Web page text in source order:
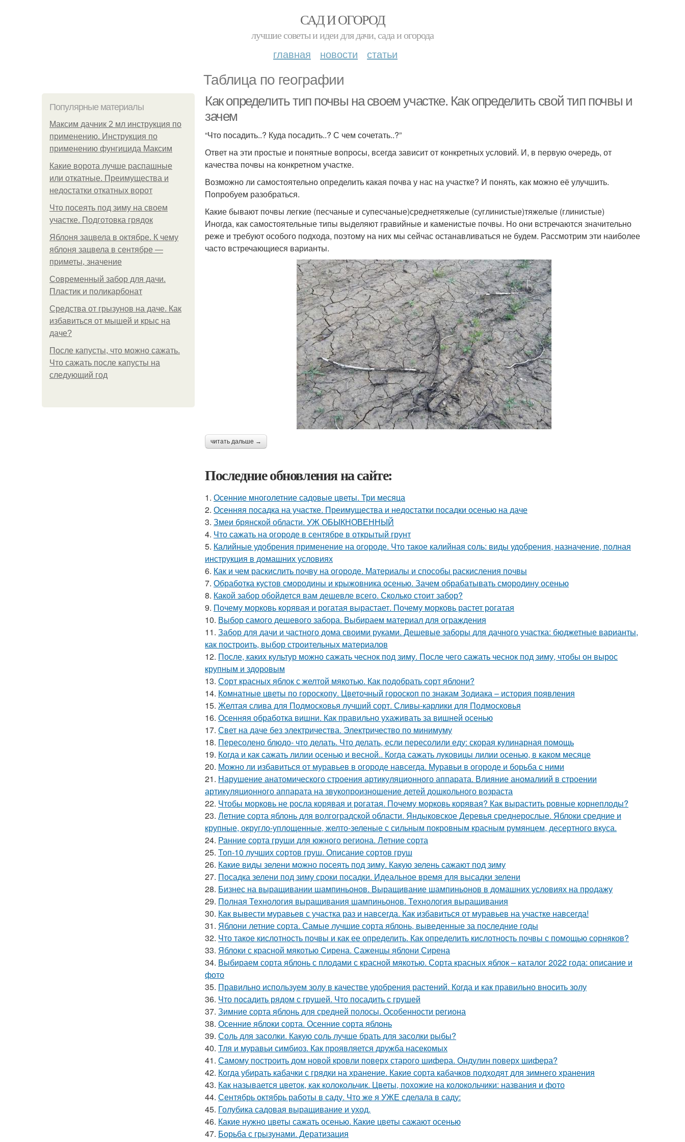
САД И ОГОРОД
лучшие советы и идеи для дачи, сада и огорода
главная новости статьи
Таблица по географии
Популярные материалы
Максим дачник 2 мл инструкция по
применению. Инструкция по
применению фунгицида Максим
Какие ворота лучше распашные
или откатные. Преимущества и
недостатки откатных ворот
Что посеять под зиму на своем
участке. Подготовка грядок
Яблоня зацвела в октябре. К чему
яблоня зацвела в сентябре —
приметы, значение
Современный забор для дачи.
Пластик и поликарбонат
Средства от грызунов на даче. Как
избавиться от мышей и крыс на
даче?
После капусты, что можно сажать.
Что сажать после капусты на
следующий год
Как определить тип почвы на своем участке. Как определить свой тип почвы и
зачем
“Что посадить..? Куда посадить..? С чем сочетать..?”
Ответ на эти простые и понятные вопросы, всегда зависит от конкретных условий. И, в первую очередь, от
качества почвы на конкретном участке.
Возможно ли самостоятельно определить какая почва у нас на участке? И понять, как можно её улучшить.
Попробуем разобраться.
Какие бывают почвы легкие (песчаные и супесчаные)среднетяжелые (суглинистые)тяжелые (глинистые)
Иногда, как самостоятельные типы выделяют гравийные и каменистые почвы. Но они встречаются значительно
реже и требуют особого подхода, поэтому на них мы сейчас останавливаться не будем. Рассмотрим эти наиболее
часто встречающиеся варианты.
читать дальше →
Последние обновления на сайте:
1. Осенние многолетние садовые цветы. Три месяца
2. Осенняя посадка на участке. Преимущества и недостатки посадки осенью на даче
3. Змеи брянской области. УЖ ОБЫКНОВЕННЫЙ
4. Что сажать на огороде в сентябре в открытый грунт
5. Калийные удобрения применение на огороде. Что такое калийная соль: виды удобрения, назначение, полная
инструкция в домашних условиях
6. Как и чем раскислить почву на огороде. Материалы и способы раскисления почвы
7. Обработка кустов смородины и крыжовника осенью. Зачем обрабатывать смородину осенью
8. Какой забор обойдется вам дешевле всего. Сколько стоит забор?
9. Почему морковь корявая и рогатая вырастает. Почему морковь растет рогатая
10. Выбор самого дешевого забора. Выбираем материал для ограждения
11. Забор для дачи и частного дома своими руками. Дешевые заборы для дачного участка: бюджетные варианты,
как построить, выбор строительных материалов
12. После, каких культур можно сажать чеснок под зиму. После чего сажать чеснок под зиму, чтобы он вырос
крупным и здоровым
13. Сорт красных яблок с желтой мякотью. Как подобрать сорт яблони?
14. Комнатные цветы по гороскопу. Цветочный гороскоп по знакам Зодиака – история появления
15. Желтая слива для Подмосковья лучший сорт. Сливы-карлики для Подмосковья
16. Осенняя обработка вишни. Как правильно ухаживать за вишней осенью
17. Свет на даче без электричества. Электричество по минимуму
18. Пересолено блюдо- что делать. Что делать, если пересолили еду: скорая кулинарная помощь
19. Когда и как сажать лилии осенью и весной.. Когда сажать луковицы лилии осенью, в каком месяце
20. Можно ли избавиться от муравьев в огороде навсегда. Муравьи в огороде и борьба с ними
21. Нарушение анатомического строения артикуляционного аппарата. Влияние аномалиий в строении
артикуляционного аппарата на звукопроизношение детей дошкольного возраста
22. Чтобы морковь не росла корявая и рогатая. Почему морковь корявая? Как вырастить ровные корнеплоды?
23. Летние сорта яблонь для волгоградской области. Яндыковское Деревья среднерослые. Яблоки средние и
крупные, округло-уплощенные, желто-зеленые с сильным покровным красным румянцем, десертного вкуса.
24. Ранние сорта груши для южного региона. Летние сорта
25. Топ-10 лучших сортов груш. Описание сортов груш
26. Какие виды зелени можно посеять под зиму. Какую зелень сажают под зиму
27. Посадка зелени под зиму сроки посадки. Идеальное время для высадки зелени
28. Бизнес на выращивании шампиньонов. Выращивание шампиньонов в домашних условиях на продажу
29. Полная Технология выращивания шампиньонов. Технология выращивания
30. Как вывести муравьев с участка раз и навсегда. Как избавиться от муравьев на участке навсегда!
31. Яблони летние сорта. Самые лучшие сорта яблонь, выведенные за последние годы
32. Что такое кислотность почвы и как ее определить. Как определить кислотность почвы с помощью сорняков?
33. Яблоки с красной мякотью Сирена. Саженцы яблони Сирена
34. Выбираем сорта яблонь с плодами с красной мякотью. Сорта красных яблок – каталог 2022 года: описание и
фото
35. Правильно используем золу в качестве удобрения растений. Когда и как правильно вносить золу
36. Что посадить рядом с грушей. Что посадить с грушей
37. Зимние сорта яблонь для средней полосы. Особенности региона
38. Осенние яблоки сорта. Осенние сорта яблонь
39. Соль для засолки. Какую соль лучше брать для засолки рыбы?
40. Тля и муравьи симбиоз. Как проявляется дружба насекомых
41. Самому построить дом новой кровли поверх старого шифера. Ондулин поверх шифера?
42. Когда убирать кабачки с грядки на хранение. Какие сорта кабачков подходят для зимнего хранения
43. Как называется цветок, как колокольчик. Цветы, похожие на колокольчики: названия и фото
44. Сентябрь октябрь работы в саду. Что же я УЖЕ сделала в саду:
45. Голубика садовая выращивание и уход.
46. Какие нужно цветы сажать осенью. Какие цветы сажают осенью
47. Борьба с грызунами. Дератизация